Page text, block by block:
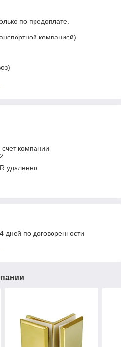
по предоплате.
компанией)
компании
удаленно
дней по договоренности